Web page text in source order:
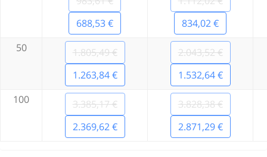
688,53 €
834,02 €
50
1.805,49 €
1.263,84 €
2.043,52 €
1.532,64 €
100
3.385,17 €
2.369,62 €
3.828,38 €
2.871,29 €